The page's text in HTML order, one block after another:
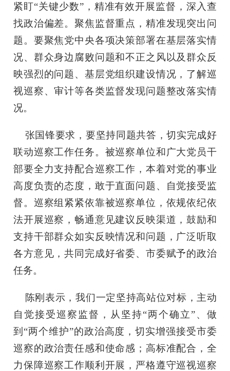
紧盯“关键少数”，精准有效开展监督，深入查
找政治偏差。聚焦监督重点，精准发现突出问
题。要聚焦党中央各项决策部署在基层落实情
况、群众身边腐败问题和不正之风以及群众反
映强烈的问题、基层党组织建设情况，了解巡
视巡察、审计等各类监督发现问题整改落实情
况。
张国锋要求，要坚持同题共答，切实完成好
联动巡察工作任务。被巡察单位和广大党员干
部要全力支持配合巡察工作，本着对党的事业
高度负责的态度，敢于直面问题、自觉接受监
督。巡察组紧紧依靠被巡察单位，依规依纪依
法开展巡察，畅通意见建议反映渠道，鼓励和
支持干部群众如实反映情况和问题，广泛听取
各方意见，共同完成好省委、市委赋予的政治
任务。
陈刚表示，我们一定坚持高站位对标，主动
自觉接受巡察监督，从坚持“两个确立”、做
到“两个维护”的政治高度，切实增强接受市委
巡察的政治责任感和使命感；高标准配合，全
力保障巡察工作顺利开展，严格遵守巡视巡察